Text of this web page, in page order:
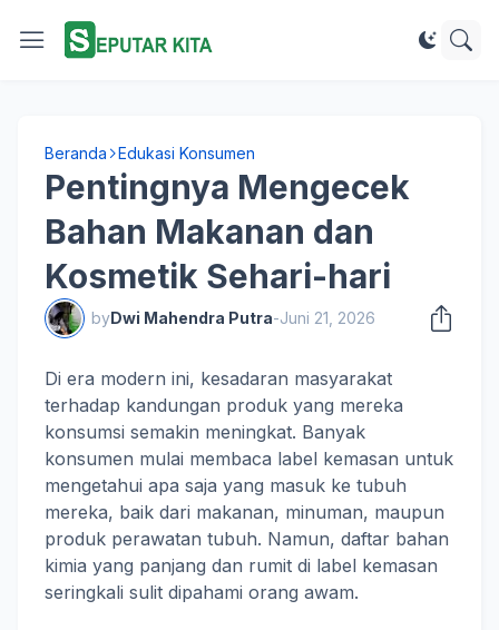
Beranda Edukasi Konsumen
Pentingnya Mengecek
Bahan Makanan dan
Kosmetik Sehari-hari
byDwi Mahendra Putra-Juni 21, 2026
Di era modern ini, kesadaran masyarakat
terhadap kandungan produk yang mereka
konsumsi semakin meningkat. Banyak
konsumen mulai membaca label kemasan untuk
mengetahui apa saja yang masuk ke tubuh
mereka, baik dari makanan, minuman, maupun
produk perawatan tubuh. Namun, daftar bahan
kimia yang panjang dan rumit di label kemasan
seringkali sulit dipahami orang awam.